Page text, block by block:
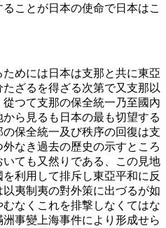
ことが日本の使命で日本はこ
めには日本は支那と共に東亞
ざるを得ざる次第で又支那以
つて支那の保全統一乃至國內
ら見るも日本の最も切望する
保全統一及び秩序の回復は支
なき過去の歷史の示すところ
ても又然りである、この見地
利用して排斥し東亞平和に反
夷制夷の對外策に出づるが如
なくこれを排撃しなくてはな
事變上海事件により形成せら